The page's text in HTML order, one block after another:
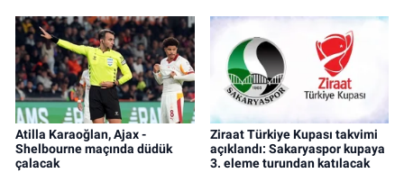
Atilla Karaoğlan, Ajax -
Shelbourne maçında düdük
çalacak
Ziraat Türkiye Kupası takvimi
açıklandı: Sakaryaspor kupaya
3. eleme turundan katılacak